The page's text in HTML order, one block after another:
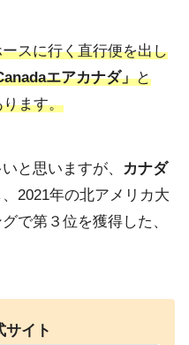
スに行く直行便を出し
エアカナダ」と
ります。
と思いますが、
カナダ
、2021年の北アメリカ大
で第３位を獲得した、
サイト